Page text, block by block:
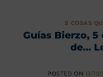
5 COSAS
Guías Bierzo, 5
de…
POSTED ON 13/